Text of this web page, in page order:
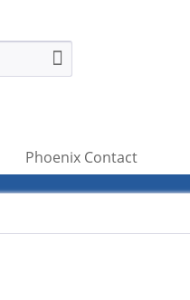
Phoenix Contact